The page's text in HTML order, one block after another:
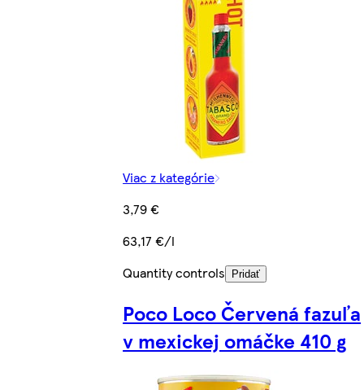
Viac z kategórie
3,79 €
63,17 €/l
Quantity controls Pridať
Poco Loco Červená fazuľa
v mexickej omáčke 410 g